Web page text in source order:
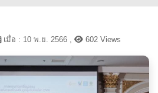
เมื่อ : 10 พ.ย. 2566 , 602 Views